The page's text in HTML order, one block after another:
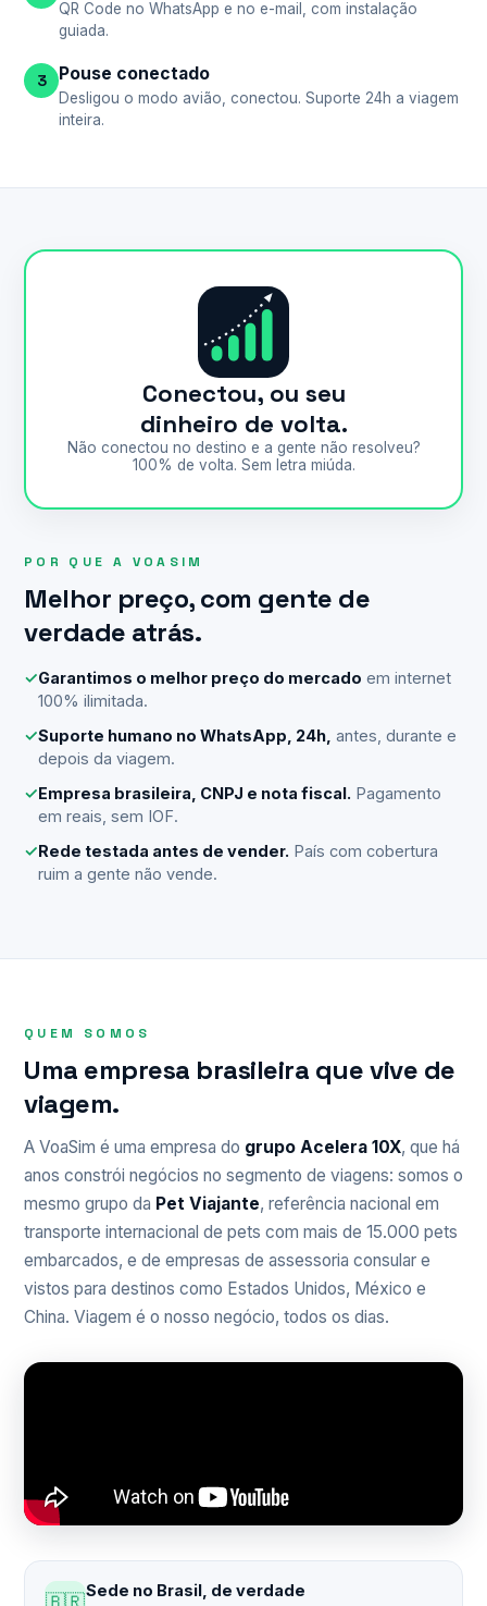
QR Code no WhatsApp e no e-mail, com instalação
guiada.
3 Pouse conectado
Desligou o modo avião, conectou. Suporte 24h a viagem
inteira.
Conectou, ou seu
dinheiro de volta.
Não conectou no destino e a gente não resolveu?
100% de volta. Sem letra miúda.
POR QUE A VOASIM
Melhor preço, com gente de
verdade atrás.
✓Garantimos o melhor preço do mercado em internet
100% ilimitada.
✓Suporte humano no WhatsApp, 24h, antes, durante e
depois da viagem.
✓Empresa brasileira, CNPJ e nota fiscal. Pagamento
em reais, sem IOF.
✓Rede testada antes de vender. País com cobertura
ruim a gente não vende.
QUEM SOMOS
Uma empresa brasileira que vive de
viagem.
A VoaSim é uma empresa do grupo Acelera 10X, que há
anos constrói negócios no segmento de viagens: somos o
mesmo grupo da Pet Viajante, referência nacional em
transporte internacional de pets com mais de 15.000 pets
embarcados, e de empresas de assessoria consular e
vistos para destinos como Estados Unidos, México e
China. Viagem é o nosso negócio, todos os dias.
Sede no Brasil, de verdade